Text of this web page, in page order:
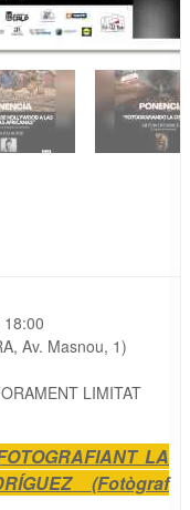
18:00
Av. Masnou, 1)
LIMITAT
LA
(Fotògraf